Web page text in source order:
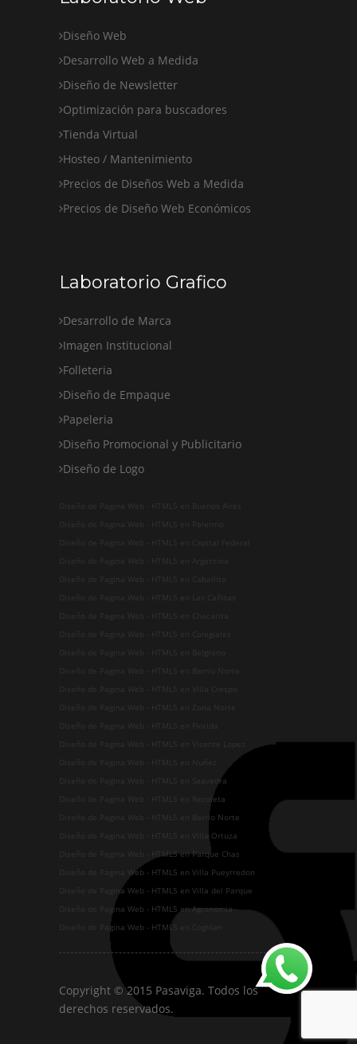
Diseño Web
Desarrollo Web a Medida
Diseño de Newsletter
Optimización para buscadores
Tienda Virtual
Hosteo / Mantenimiento
Precios de Diseños Web a Medida
Precios de Diseño Web Económicos
Laboratorio Grafico
Desarrollo de Marca
Imagen Institucional
Folleteria
Diseño de Empaque
Papeleria
Diseño Promocional y Publicitario
Diseño de Logo
Diseño de Pagina Web - HTML5 en Buenos Aires
Diseño de Pagina Web - HTML5 en Palermo
Diseño de Pagina Web - HTML5 en Capital Federal
Diseño de Pagina Web - HTML5 en Argentina
Diseño de Pagina Web - HTML5 en Caballito
Diseño de Pagina Web - HTML5 en Las Cañitas
Diseño de Pagina Web - HTML5 en Chacarita
Diseño de Pagina Web - HTML5 en Colegiales
Diseño de Pagina Web - HTML5 en Belgrano
Diseño de Pagina Web - HTML5 en Barrio Norte
Diseño de Pagina Web - HTML5 en Villa Crespo
Diseño de Pagina Web - HTML5 en Zona Norte
Diseño de Pagina Web - HTML5 en Florida
Diseño de Pagina Web - HTML5 en Vicente Lopez
Diseño de Pagina Web - HTML5 en Nuñez
Diseño de Pagina Web - HTML5 en Saavedra
Diseño de Pagina Web - HTML5 en Recoleta
Diseño de Pagina Web - HTML5 en Barrio Norte
Diseño de Pagina Web - HTML5 en Villa Ortuza
Diseño de Pagina Web - HTML5 en Parque Chas
Diseño de Pagina Web - HTML5 en Villa Pueyrredon
Diseño de Pagina Web - HTML5 en Villa del Parque
Diseño de Pagina Web - HTML5 en Agronomia
Diseño de Pagina Web - HTML5 en Coghlan
Copyright © 2015 Pasaviga. Todos los
derechos reservados.